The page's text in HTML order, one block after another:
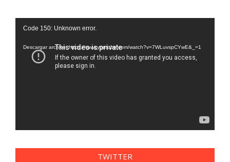
Reproductor
vídeo
Code 150: Unknown error.
Descargar archivo: https://www.youtube.com/watch?v=7WLuvspCYwE&_=1
TWITTER